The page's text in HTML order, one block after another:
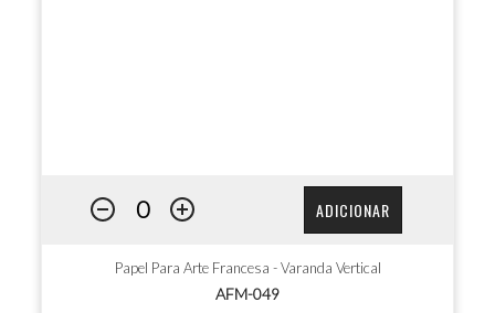
ADICIONAR
Papel Para Arte Francesa - Varanda Vertical
AFM-049